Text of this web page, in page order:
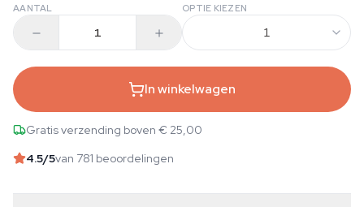
AANTAL OPTIE KIEZEN
1
In winkelwagen
Gratis verzending boven € 25,00
4.5/5van 781 beoordelingen